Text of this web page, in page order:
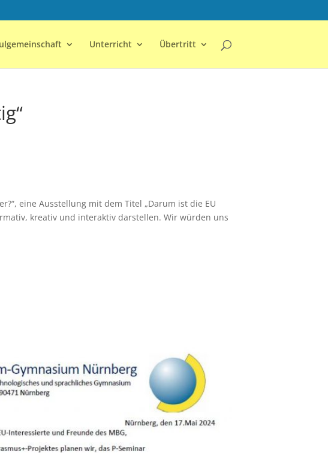
Unterricht Übertritt
eine Ausstellung mit dem Titel „Darum ist die EU
kreativ und interaktiv darstellen. Wir würden uns